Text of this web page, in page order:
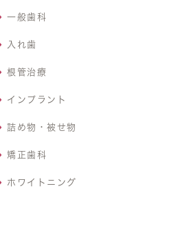
一般歯科
入れ歯
根管治療
インプラント
詰め物・被せ物
矯正歯科
ホワイトニング